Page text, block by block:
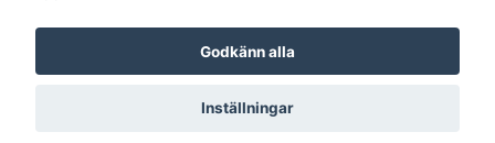
© 2026 Nerdworld
Godkänn alla
Inställningar